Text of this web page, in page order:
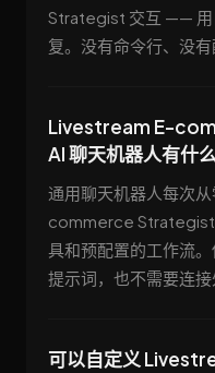
Strategist 交互 —— 用
复。没有命令行、没有
Livestream E-
AI 聊天机器人有什
通用聊天机器人每次
commerce Strategist
具和预配置的工作流
提示词，也不需要连接
可以自定义